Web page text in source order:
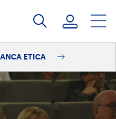
ETICA